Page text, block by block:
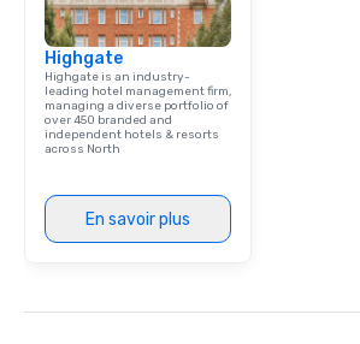
Highgate
Highgate is an industry-
leading hotel management firm,
managing a diverse portfolio of
over 450 branded and
independent hotels & resorts
across North
En savoir plus